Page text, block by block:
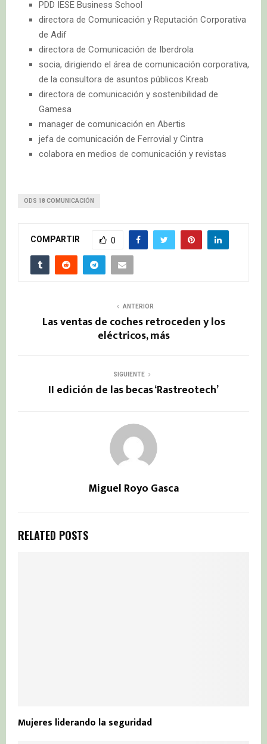
PDD IESE Business School
directora de Comunicación y Reputación Corporativa
de Adif
directora de Comunicación de Iberdrola
socia, dirigiendo el área de comunicación corporativa,
de la consultora de asuntos públicos Kreab
directora de comunicación y sostenibilidad de
Gamesa
manager de comunicación en Abertis
jefa de comunicación de Ferrovial y Cintra
colabora en medios de comunicación y revistas
ODS 18 COMUNICACIÓN
COMPARTIR 0
ANTERIOR
Las ventas de coches retroceden y los
eléctricos, más
SIGUIENTE
II edición de las becas ‘Rastreotech’
Miguel Royo Gasca
RELATED POSTS
Mujeres liderando la seguridad